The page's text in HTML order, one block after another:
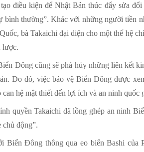
điều kiện để Nhật Bản thúc đẩy sửa
bình thường”. Khác với những người tiền
bà Takaichi đại diện cho một thế hệ
lược.
Đông cũng sẽ phá hủy những liên kết
Do đó, việc bảo vệ Biển Đông được
hệ mật thiết đến lợi ích và an ninh quốc
quyền Takaichi đã lồng ghép an ninh
chủ động”.
Đông thông qua eo biển Bashi của